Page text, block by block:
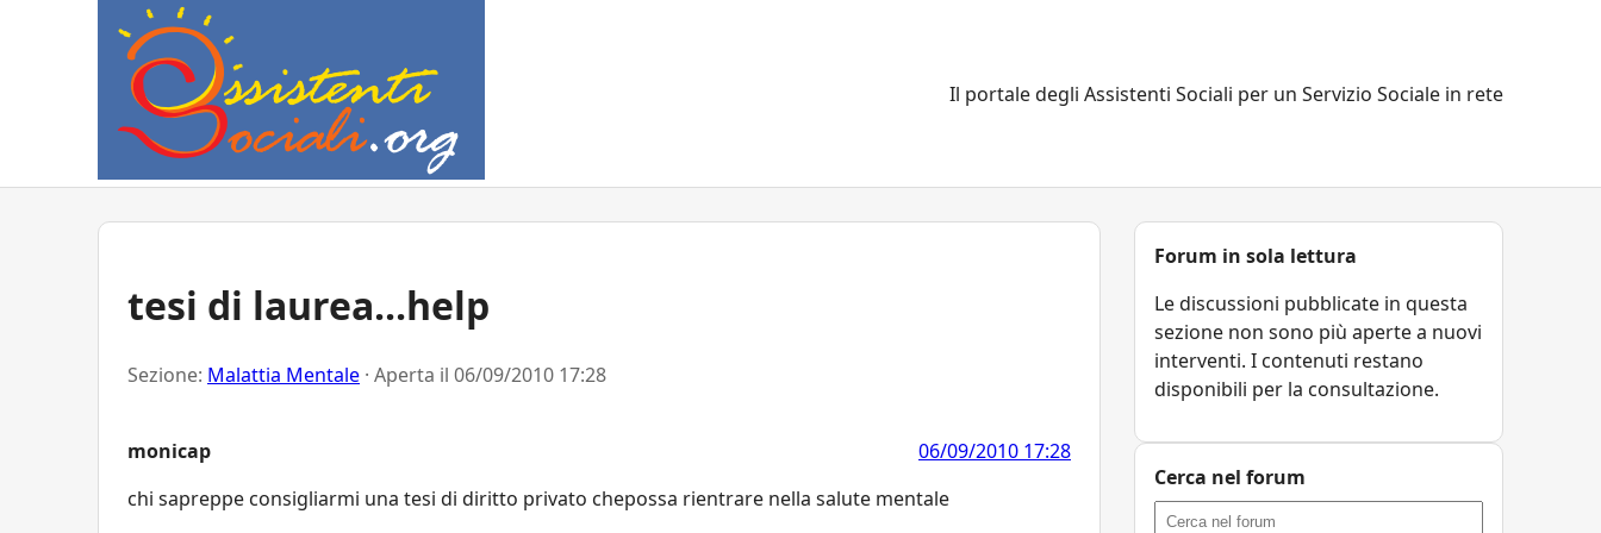
Il portale degli Assistenti Sociali per un Servizio Sociale in rete
tesi di laurea...help
Sezione: Malattia Mentale · Aperta il 06/09/2010 17:28
monicap
06/09/2010 17:28
chi sapreppe consigliarmi una tesi di diritto privato chepossa rientrare nella salute mentale
Forum in sola lettura
Le discussioni pubblicate in questa
sezione non sono più aperte a nuovi
interventi. I contenuti restano
disponibili per la consultazione.
Cerca nel forum